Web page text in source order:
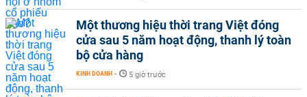
Một thương hiệu thời trang Việt đóng
cửa sau 5 năm hoạt động, thanh lý toàn
bộ cửa hàng
KINH DOANH - 5 giờ trước